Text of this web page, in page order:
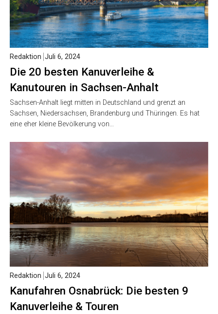
Die 20 besten Kanuverleihe &
Kanutouren in Sachsen-Anhalt
Redaktion Juli 6, 2024
Sachsen-Anhalt liegt mitten in Deutschland und grenzt an
Sachsen, Niedersachsen, Brandenburg und Thüringen. Es hat
eine eher kleine Bevölkerung von…
Kanufahren Osnabrück: Die besten 9
Kanuverleihe & Touren
Redaktion Juli 6, 2024